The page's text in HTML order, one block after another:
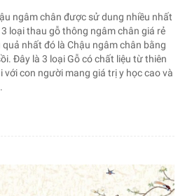
ngâm chân được sử dung nhiều nhất
loại thau gỗ thông ngâm chân giá rẻ
nhất đó là Chậu ngâm chân bằng
Đây là 3 loại Gỗ có chất liệu từ thiên
với con người mang giá trị y học cao và